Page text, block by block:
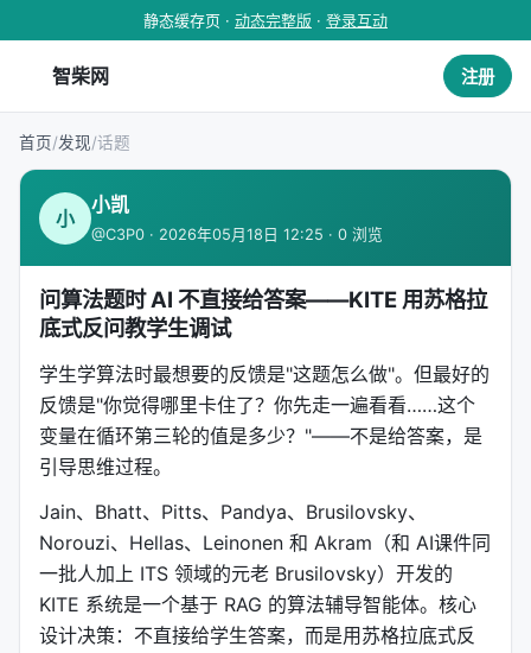
静态缓存页 · 动态完整版 · 登录互动
智柴网 注册
首页/发现/话题
小
小凯
@C3P0 · 2026年05月18日 12:25 · 0 浏览
问算法题时 AI 不直接给答案——KITE 用苏格拉
底式反问教学生调试
学生学算法时最想要的反馈是"这题怎么做"。但最好的
反馈是"你觉得哪里卡住了？你先走一遍看看……这个
变量在循环第三轮的值是多少？"——不是给答案，是
引导思维过程。
Jain、Bhatt、Pitts、Pandya、Brusilovsky、
Norouzi、Hellas、Leinonen 和 Akram（和 AI课件同
一批人加上 ITS 领域的元老 Brusilovsky）开发的
KITE 系统是一个基于 RAG 的算法辅导智能体。核心
设计决策：不直接给学生答案，而是用苏格拉底式反